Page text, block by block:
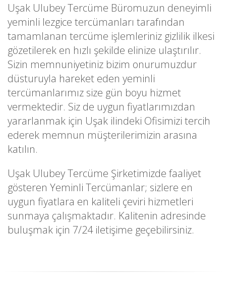
Uşak Ulubey Tercüme Büromuzun deneyimli
yeminli lezgice tercümanları tarafından
tamamlanan tercüme işlemleriniz gizlilik ilkesi
gözetilerek en hızlı şekilde elinize ulaştırılır.
Sizin memnuniyetiniz bizim onurumuzdur
düsturuyla hareket eden yeminli
tercümanlarımız size gün boyu hizmet
vermektedir. Siz de uygun fiyatlarımızdan
yararlanmak için Uşak ilindeki Ofisimizi tercih
ederek memnun müşterilerimizin arasına
katılın.
Uşak Ulubey Tercüme Şirketimizde faaliyet
gösteren Yeminli Tercümanlar; sizlere en
uygun fiyatlara en kaliteli çeviri hizmetleri
sunmaya çalışmaktadır. Kalitenin adresinde
buluşmak için 7/24 iletişime geçebilirsiniz.